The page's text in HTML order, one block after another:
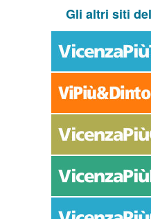
Gli altri siti